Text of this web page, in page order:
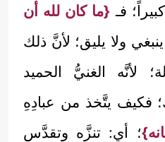
فـ {ما كان لله أن
ولا يليق؛ لأنَّ ذلك
لأنَّه الغنيُّ الحميد
فكيف يتَّخذ من عبادِهِ
؛ أي: تنزَّه وتقدَّس